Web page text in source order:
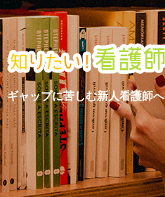
ギャップに苦しむ新人看護師へ